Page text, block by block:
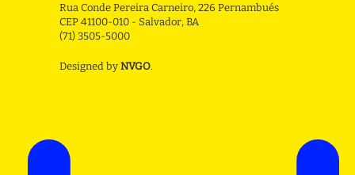
Rua Conde Pereira Carneiro, 226 Pernambués
CEP 41100-010 - Salvador, BA
(71) 3505-5000
Designed by NVGO.